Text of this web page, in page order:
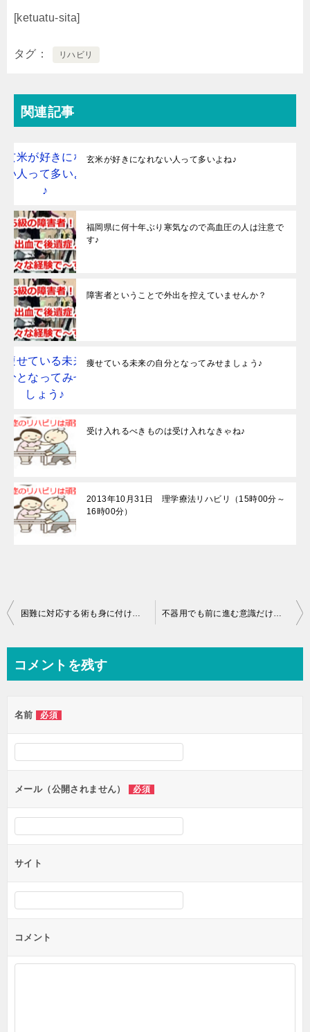
[ketuatu-sita]
タグ リハビリ
関連記事
玄米が好きになれない人って多いよね♪
福岡県に何十年ぶり寒気なので高血圧の人は注意で
す♪
障害者ということで外出を控えていませんか？
痩せている未来の自分となってみせましょう♪
受け入れるべきものは受け入れなきゃね♪
2013年10月31日 理学療法リハビリ（15時00分～
16時00分）
投
ビ
ー
シ
ン
困難に対応する術も身に付けてくるんですよ♪ 不器用でも前に進む意識だけは持っていたいんだもん♪
コメントを残す
名前 必須
メール（公開されません） 必須
サイト
コメント